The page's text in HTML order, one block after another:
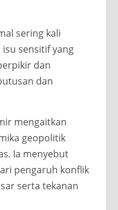
sering kali
sensitif yang
dan
dan
mengaitkan
geopolitik
Ia menyebut
pengaruh konflik
serta tekanan